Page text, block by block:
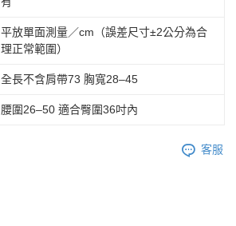
平放單面測量／cm（誤差尺寸±2公分為合
理正常範圍）
全長不含肩帶73 胸寬28–45
腰圍26–50 適合臀圍36吋內
客服